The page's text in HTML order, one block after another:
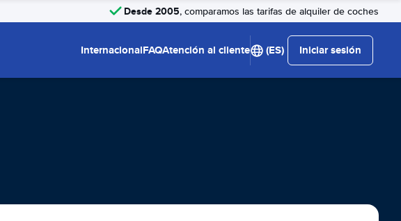
Desde 2005, comparamos las tarifas de alquiler de coches
InternacionalFAQAtención al cliente (ES) Iniciar sesión